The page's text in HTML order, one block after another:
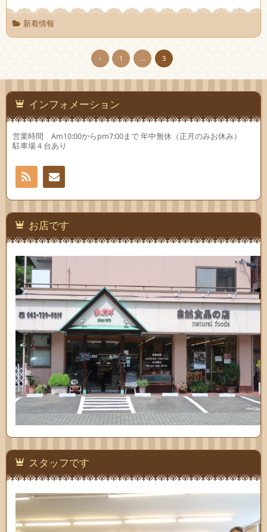
新着情報
‹ 1 … 3
インフォメーション
営業時間 Am10:00からpm7:00まで 年中無休（正月のみお休み）
駐車場４台あり
お問
い合
わせ
お店です
スタッフです